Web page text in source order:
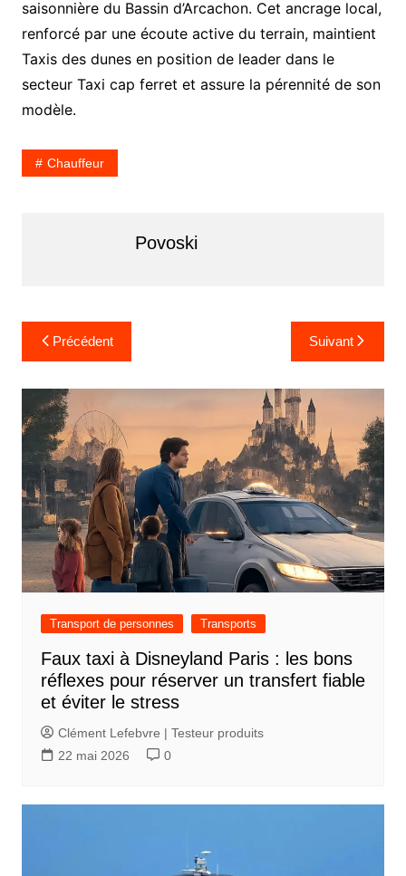
saisonnière du Bassin d’Arcachon. Cet ancrage local,
renforcé par une écoute active du terrain, maintient
Taxis des dunes en position de leader dans le
secteur Taxi cap ferret et assure la pérennité de son
modèle.
Chauffeur
Povoski
a
v
i
g
a
t
i
o
n
i
Précédent Suivant
Transport de personnes Transports
Faux taxi à Disneyland Paris : les bons
réflexes pour réserver un transfert fiable
et éviter le stress
Clément Lefebvre | Testeur produits
22 mai 2026
0